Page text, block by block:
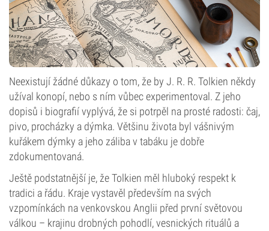
Neexistují žádné důkazy o tom, že by J. R. R. Tolkien někdy
užíval konopí, nebo s ním vůbec experimentoval. Z jeho
dopisů i biografií vyplývá, že si potrpěl na prosté radosti: čaj,
pivo, procházky a dýmka. Většinu života byl vášnivým
kuřákem dýmky a jeho záliba v tabáku je dobře
zdokumentovaná.
Ještě podstatnější je, že Tolkien měl hluboký respekt k
tradici a řádu. Kraje vystavěl především na svých
vzpomínkách na venkovskou Anglii před první světovou
válkou – krajinu drobných pohodlí, vesnických rituálů a